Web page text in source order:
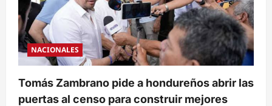
NACIONALES
Tomás Zambrano pide a hondureños abrir las
puertas al censo para construir mejores